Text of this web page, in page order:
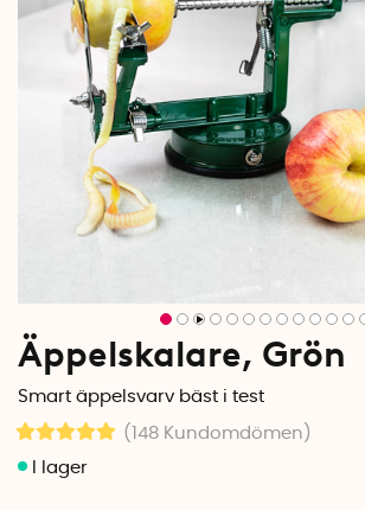
Äppelskalare, Grön
Smart äppelsvarv bäst i test
(148 Kundomdömen )